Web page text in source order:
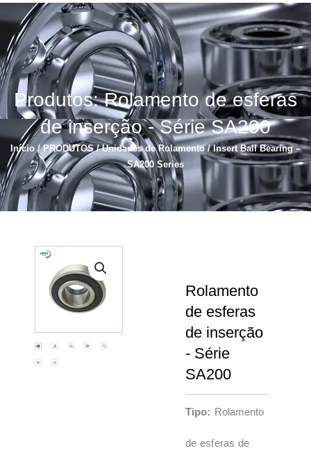
简体中文
Español
Produtos: Rolamento de esferas
de inserção - Série SA200
Início /PRODUTOS/Unidades de Rolamento/ Insert Ball Bearing –
SA200 Series
Rolamento
de esferas
de inserção
- Série
SA200
Tipo: Rolamento
de esferas de